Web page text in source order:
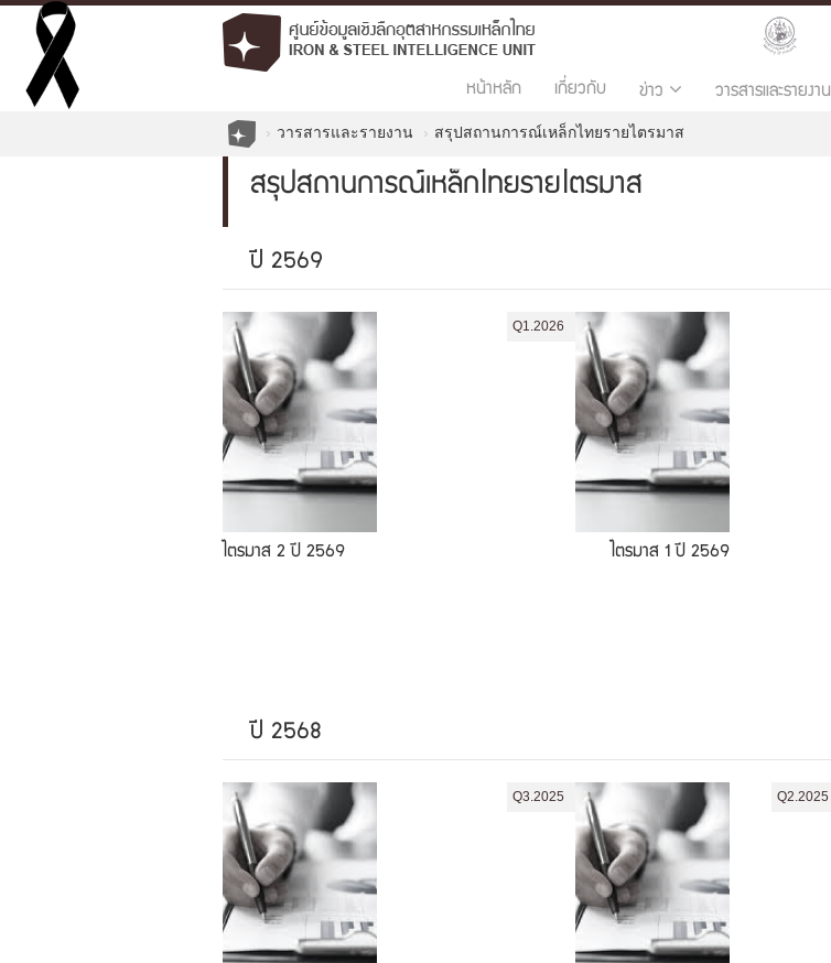
หน้าหลัก เกี่ยวกับ ข่าว วารสารและรายงาน
วารสารและรายงาน สรุปสถานการณ์เหล็กไทยรายไตรมาส
สรุปสถานการณ์เหล็กไทยรายไตรมาส
ปี 2569
ไตรมาส 2 ปี 2569
Q1.2026
ไตรมาส 1 ปี 2569
ปี 2568
Q3.2025 Q2.2025